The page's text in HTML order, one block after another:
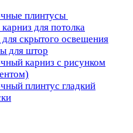
плинтусы
для потолка
скрытого освещения
для штор
карниз с рисунком
плинтус гладкий